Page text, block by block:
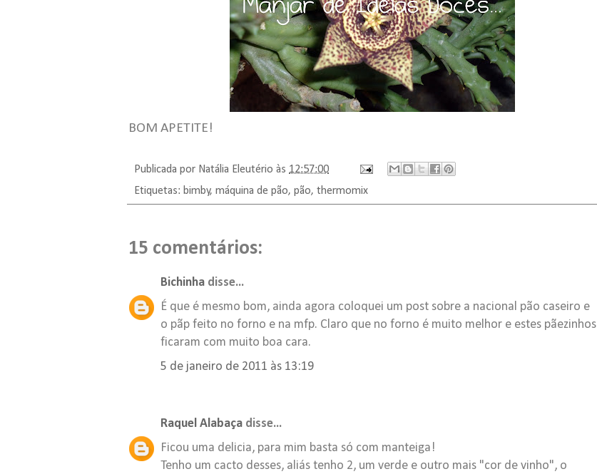
BOM APETITE!
Publicada por Natália Eleutério às 12:57:00
Etiquetas: bimby, máquina de pão, pão, thermomix
15 comentários:
Bichinha disse...
É que é mesmo bom, ainda agora coloquei um post sobre a nacional pão caseiro e
o pãp feito no forno e na mfp. Claro que no forno é muito melhor e estes pãezinhos
ficaram com muito boa cara.
5 de janeiro de 2011 às 13:19
Raquel Alabaça disse...
Ficou uma delicia, para mim basta só com manteiga!
Tenho um cacto desses, aliás tenho 2, um verde e outro mais "cor de vinho", o